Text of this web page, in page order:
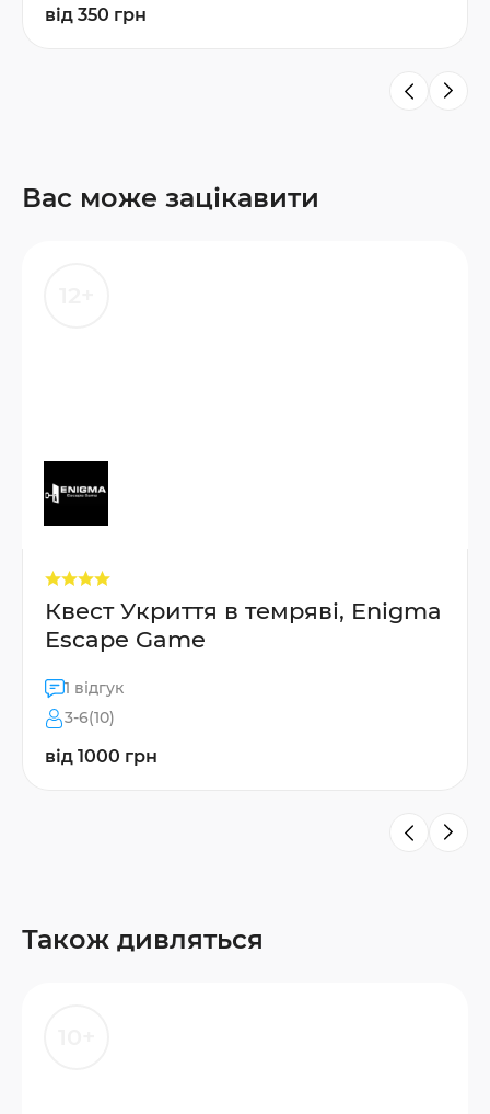
від 350 грн
Вас може зацікавити
Квест Укриття в темряві, Enigma
Escape Game
1 відгук
3-6(10)
від 1000 грн
Також дивляться